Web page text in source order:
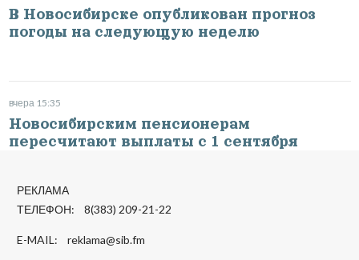
В Новосибирске опубликован прогноз
погоды на следующую неделю
вчера 15:35
Новосибирским пенсионерам
пересчитают выплаты с 1 сентября
РЕКЛАМА
ТЕЛЕФОН: 8(383) 209-21-22
E-MAIL: reklama@sib.fm